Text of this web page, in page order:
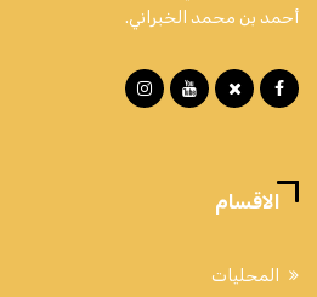
أحمد بن محمد الخبراني.
الاقسام
المحليات